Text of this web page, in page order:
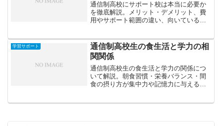
通信制高校にサポート校は本当に必要か
を徹底解説。メリット・デメリット、費
用やサポート範囲の違い、向いているタ
めの判断軸を提示します。
学習サポート
通信制高校生の食生活と学力の相
関関係
通信制高校生の食生活と学力の関係につ
いて解説。朝食習慣・栄養バランス・間
食の摂り方が集中力や記憶力に与える影